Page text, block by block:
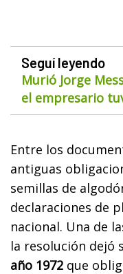
Seguí leyendo
Murió Jorge
el empresario
Entre los
antiguas
semillas de
declaraciones de
nacional. Una de
la resolución dejó
año 1972 que